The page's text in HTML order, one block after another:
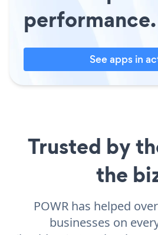
performance.
See apps in
Trusted by
the
POWR has helped
businesses on